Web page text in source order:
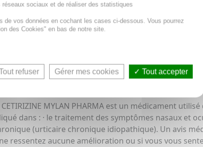
d'origineCERTIFIÉE
MYLAN PHARMA est un médicament
dans : · le traitement des symptômes nasaux et
(urticaire chronique idiopathique). Un avis
ressentez aucune amélioration ou si vous vous
sociaux et de réaliser des statistiques
vos données en cochant les cases ci-dessous. Vous pourrez
des Cookies" en bas de notre site.
refuser Gérer mes cookies Tout accepter